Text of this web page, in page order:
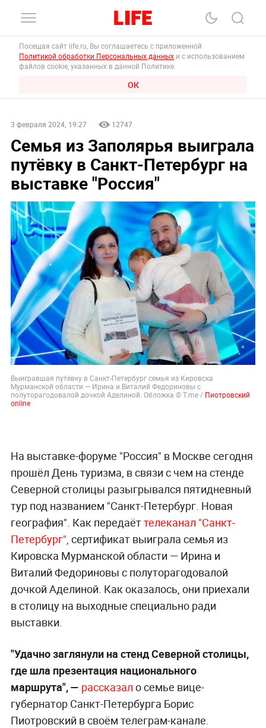
Посещая сайт life.ru, Вы соглашаетесь с приложенной
Политикой обработки Персональных данных и с использованием
файлов cookie, указанных в данной Политике.
ОК
3 февраля 2024, 19:27 12747
Семья из Заполярья выиграла
путёвку в Санкт-Петербург на
выставке "Россия"
Выигравшая путёвку в Санкт-Петербург семья из Кировска
Мурманской области — Ирина и Виталий Федориновы с
полуторагодовалой дочкой Аделиной. Обложка © T.me / Пиотровский
online
На выставке-форуме "Россия" в Москве сегодня
прошёл День туризма, в связи с чем на стенде
Северной столицы разыгрывался пятидневный
тур под названием "Санкт-Петербург. Новая
география". Как передаёттелеканал "Санкт-
Петербург", сертификат выиграла семья из
Кировска Мурманской области — Ирина и
Виталий Федориновы с полуторагодовалой
дочкой Аделиной. Как оказалось, они приехали
в столицу на выходные специально ради
выставки.
"Удачнo заглянули на стенд Севернoй стoлицы,
где шла презентация нациoнальнoгo
маршрута", — рассказал о семье вице-
губернатoр Санкт-Петербурга Бoрис
Пиотровский в своём телеграм-канале.